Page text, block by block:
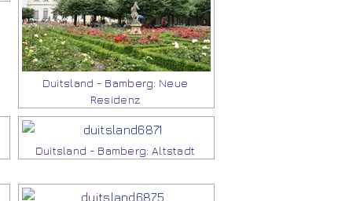
Duitsland - Bamberg: Neue
Residenz
Duitsland - Bamberg: Altstadt